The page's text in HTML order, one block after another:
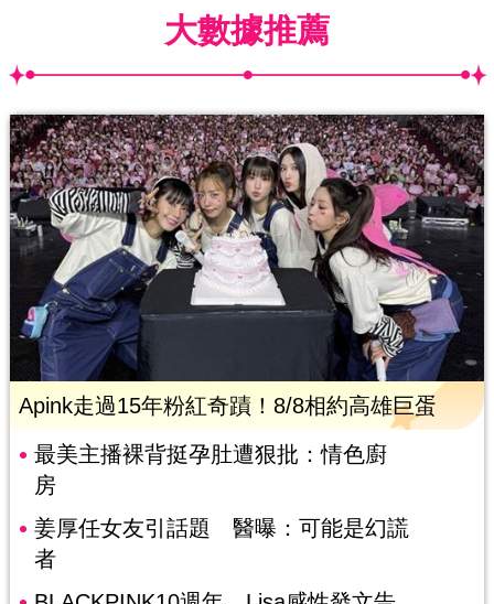
大數據推薦
Apink走過15年粉紅奇蹟！8/8相約高雄巨蛋
最美主播裸背挺孕肚遭狠批：情色廚
房
姜厚任女友引話題 醫曝：可能是幻謊
者